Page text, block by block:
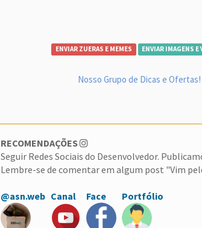
ENVIAR ZUERAS E MEMES ENVIAR IMAGENS E
Nosso Grupo de Dicas e Ofertas!
RECOMENDAÇÕES
Seguir Redes Sociais do Desenvolvedor.
Lembre-se de comentar em algum post "Vim
@asn.web Canal Face Portfólio